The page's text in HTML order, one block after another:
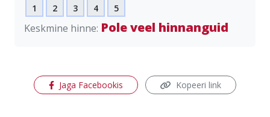
1 2 3 4 5
Keskmine hinne: Pole veel hinnanguid
Jaga Facebookis (avaneb uues aknas)
Kopeeri link